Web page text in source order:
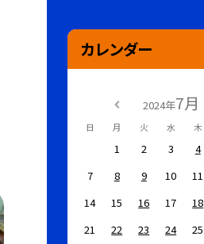
カレンダー
2024年7月
日 月 火 水 木
1 2 3 4
7
8 9 10 11
14
15 16 17 18
21
22 23 24 25